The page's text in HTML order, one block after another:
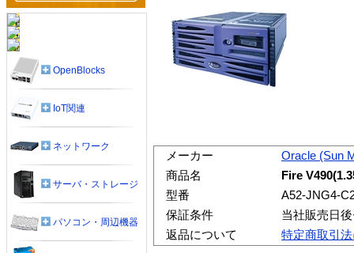
メーカー
Oracle (Sun
商品名
Fire
型番
A52-JNG4-
保証条件
当社販売日
返品について
特定商取引
OpenBlocks
IoT関連
ネットワーク
サーバ・ストレージ
パソコン・周辺機器